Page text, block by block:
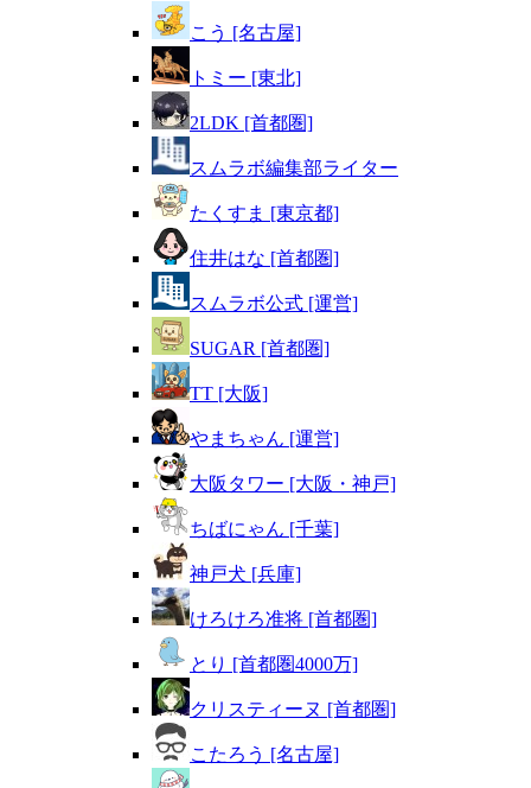
こう [名古屋]
トミー [東北]
2LDK [首都圏]
スムラボ編集部ライター
たくすま [東京都]
住井はな [首都圏]
スムラボ公式 [運営]
SUGAR [首都圏]
TT [大阪]
やまちゃん [運営]
大阪タワー [大阪・神戸]
ちばにゃん [千葉]
神戸犬 [兵庫]
けろけろ准将 [首都圏]
とり [首都圏4000万]
クリスティーヌ [首都圏]
こたろう [名古屋]